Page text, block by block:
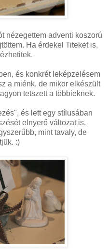
nézegettem adventi koszorú
Ha érdekel Titeket is,
és konkrét leképzelésem
a miénk, de mikor elkészült
tetszett a többieknek.
és lett egy stílusában
elnyerő változat is.
mint tavaly, de
:)